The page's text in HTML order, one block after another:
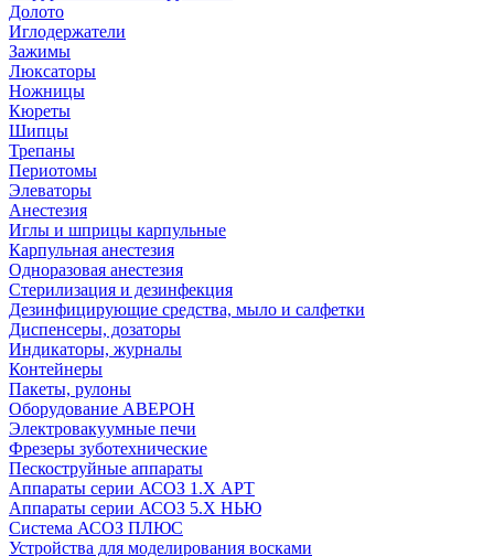
Долото
Иглодержатели
Зажимы
Люксаторы
Ножницы
Кюреты
Шипцы
Трепаны
Периотомы
Элеваторы
Анестезия
Иглы и шприцы карпульные
Карпульная анестезия
Одноразовая анестезия
Стерилизация и дезинфекция
Дезинфицирующие средства, мыло и салфетки
Диспенсеры, дозаторы
Индикаторы, журналы
Контейнеры
Пакеты, рулоны
Оборудование АВЕРОН
Электровакуумные печи
Фрезеры зуботехнические
Пескоструйные аппараты
Аппараты серии АСОЗ 1.Х АРТ
Аппараты серии АСОЗ 5.Х НЬЮ
Система АСОЗ ПЛЮС
Устройства для моделирования восками